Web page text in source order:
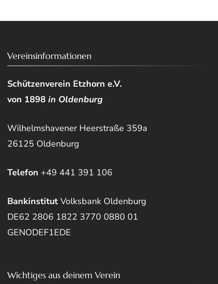
Vereinsinformationen
Schützenverein Etzhorn e.V.
von 1898 in Oldenburg
Wilhelmshavener Heerstraße 359a
26125 Oldenburg
Telefon +49 441 391 106
Bankinstitut Volksbank Oldenburg
DE62 2806 1822 3770 0880 01
GENODEF1EDE
Wichtiges aus deinem Verein